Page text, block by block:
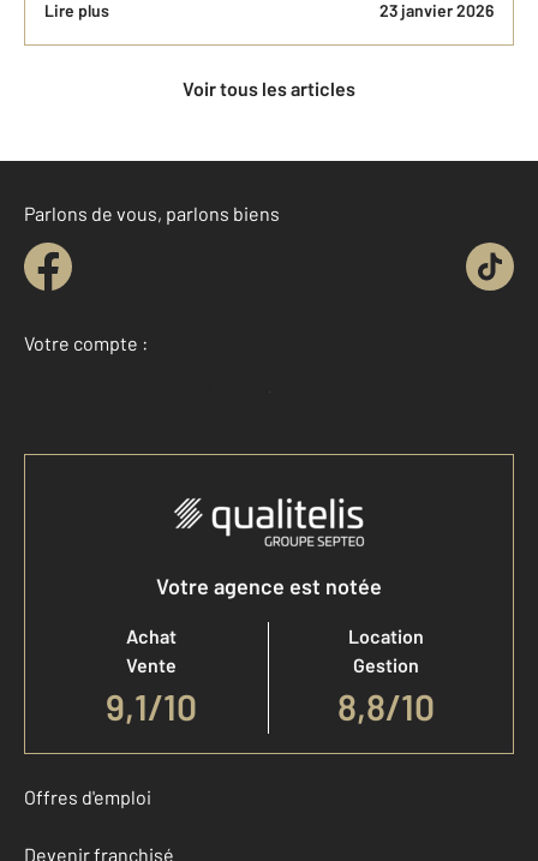
Lire plus 23 janvier 2026
Voir tous les articles
Parlons de vous, parlons biens
Votre compte :
Accéder à mon compte
Votre agence est notée
Achat
Vente
9,1/10
Location
Gestion
8,8/10
Offres d'emploi
Devenir franchisé